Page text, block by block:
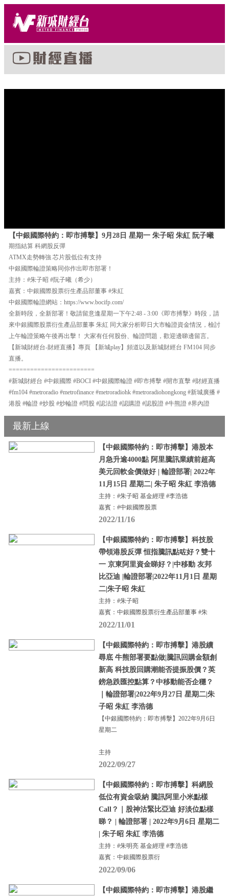
【中銀國際特約：即市搏擊】9月28日 星期一 朱子昭 朱紅 阮子曦
期指結算 科網股反彈
ATMX走勢轉強 芯片股低位有支持
中銀國際輪證策略同你作出即市部署！
主持：#朱子昭 #阮子曦（希少）
嘉賓：中銀國際股票衍生產品部董事 #朱紅
中銀國際輪證網站：https://www.bocifp.com/
全新時段，全新部署！敬請留意逢星期一下午2:48 - 3:00《即市搏擊》時段，請
來中銀國際股票衍生產品部董事 朱紅 同大家分析即日大市輪證資金情況，檢討
上午輪證策略午後再出擊！ 大家有任何股份、輪證問題，歡迎邊睇邊留言。
【新城財經台-財經直播】專頁 【新城play】頻道以及新城財經台 FM104 同步
直播。
========================
#新城財經台 #中銀國際 #BOCI #中銀國際輪證 #即市搏擊 #開市直擊 #財經直播
#fm104 #metroradio #metrofinance #metroradiohk #metroradiohongkong #新城廣播 #
港股 #輪證 #炒股 #炒輪證 #問股 #認沽證 #認購證 #認股證 #牛熊證 #界內證
最新上線
【中銀國際特約：即市搏擊】港股本
月急升逾4000點 阿里騰訊業績前超高
美元回軟金價做好 | 輪證部署| 2022年
11月15日 星期二| 朱子昭 朱紅 李浩德
主持：#朱子昭 基金經理 #李浩德
嘉賓：#中銀國際股票
2022/11/16
【中銀國際特約：即市搏擊】科技股
帶領港股反彈 恒指騰訊點咗好？雙十
一 京東阿里資金睇好？|中移動 友邦
比亞迪 |輪證部署|2022年11月1日 星期
二|朱子昭 朱紅
主持：#朱子昭
嘉賓：中銀國際股票衍生產品部董事 #朱
2022/11/01
【中銀國際特約：即市搏擊】港股續
尋底 牛熊部署要點做|騰訊回購金額創
新高 科技股回購潮能否提振股價？英
鎊急跌匯控點算？中移動能否企穩？
｜輪證部署|2022年9月27日 星期二|朱
子昭 朱紅 李浩德
【中銀國際特約：即市搏擊】2022年9月6日
星期二
主持
2022/09/27
【中銀國際特約：即市搏擊】科網股
低位有資金吸納 騰訊阿里小米點樣
Call？｜股神沽緊比亞迪 好淡位點樣
睇？ | 輪證部署 | 2022年9月6日 星期二
| 朱子昭 朱紅 李浩德
主持：#朱明亮 基金經理 #李浩德
嘉賓：中銀國際股票衍
2022/09/06
【中銀國際特約：即市搏擊】港股繼